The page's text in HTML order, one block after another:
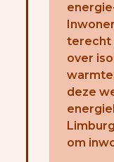
terecht
over
deze
om